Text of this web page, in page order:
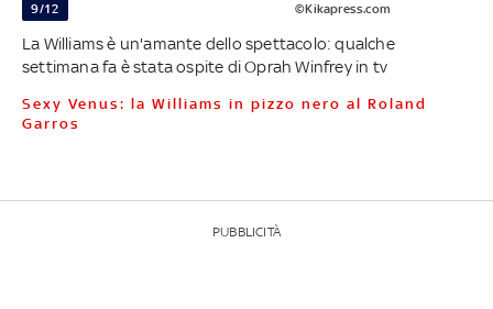
9/12 ©Kikapress.com
La Williams è un'amante dello spettacolo: qualche
settimana fa è stata ospite di Oprah Winfrey in tv
Sexy Venus: la Williams in pizzo nero al Roland
Garros
PUBBLICITÀ